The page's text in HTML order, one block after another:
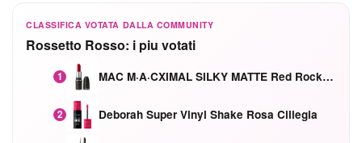
CLASSIFICA VOTATA DALLA COMMUNITY
Rossetto Rosso: i piu votati
1 MAC M·A·CXIMAL SILKY MATTE Red Rock mat
2 Deborah Super Vinyl Shake Rosa Ciliegia